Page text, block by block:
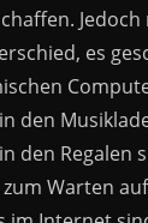
es
den
den Regalen
Warten